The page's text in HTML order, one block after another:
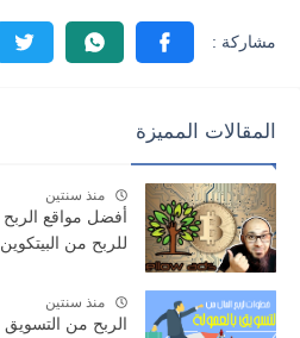
المقالات المميزة
منذ سنتين
للربح من البيتكوين
منذ سنتين